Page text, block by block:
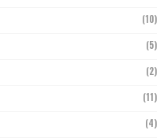
(10)
(5)
(2)
(11)
(4)